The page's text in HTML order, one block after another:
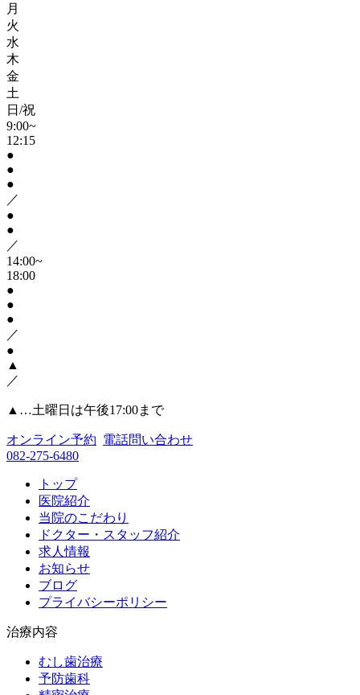
月
火
水
木
金
土
日/祝
9:00~
12:15
●
●
●
／
●
●
／
14:00~
18:00
●
●
●
／
●
▲
／
▲ …土曜日は午後17:00まで
オンライン予約 電話問い合わせ
082-275-6480
トップ
医院紹介
当院のこだわり
ドクター・スタッフ紹介
求人情報
お知らせ
ブログ
プライバシーポリシー
治療内容
むし歯治療
予防歯科